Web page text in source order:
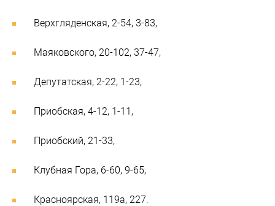
Верхгляденская, 2-54, 3-83,
Маяковского, 20-102, 37-47,
Депутатская, 2-22, 1-23,
Приобская, 4-12, 1-11,
Приобский, 21-33,
Клубная Гора, 6-60, 9-65,
Красноярская, 119а, 227.